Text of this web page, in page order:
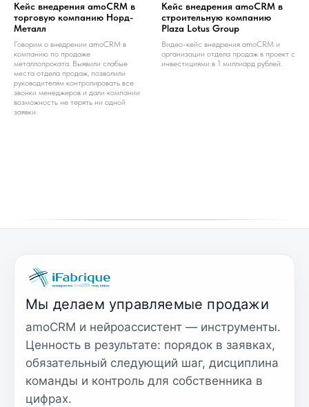
Кейс внедрения amoCRM в
торговую компанию Норд-
Металл
Говорим о внедрении amoCRM в
компанию по продаже
металлопроката. Выявили слабые
места отдела продаж, позволили
руководителям контролировать все
звонки менеджеров и дали компании
возможность не терять ни одной
заявки.
Кейс внедрения amoCRM в
строительную компанию
Plaza Lotus Group
Видео-кейс внедрения amoCRM и
организации отдела продаж в проект с
инвестициями в 1 миллиард рублей.
Мы делаем управляемые продажи
amoCRM и нейроассистент — инструменты.
Ценность в результате: порядок в заявках,
обязательный следующий шаг, дисциплина
команды и контроль для собственника в
цифрах.